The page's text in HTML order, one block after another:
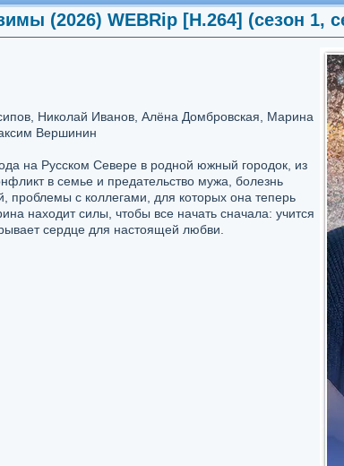
(2026) WEBRip [H.264] (сезон 1,
Николай Иванов, Алёна Домбровская, Марина
Вершинин
на Русском Севере в родной южный городок, из
в семье и предательство мужа, болезнь
проблемы с коллегами, для которых она теперь
находит силы, чтобы все начать сначала: учится
сердце для настоящей любви.